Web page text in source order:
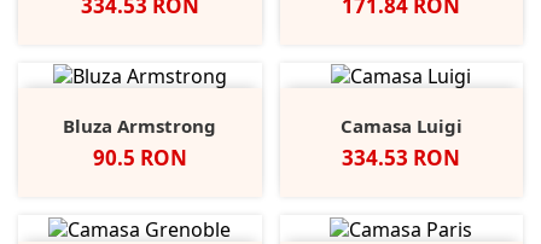
Bluza Armstrong
Pret
90.5 RON
Camasa Luigi
Pret
334.53 RON